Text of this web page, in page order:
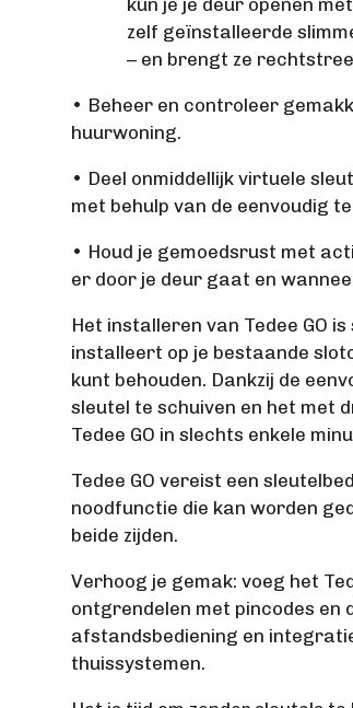
zelf geïnstalleerde
– en brengt ze
• Beheer en controleer
huurwoning.
• Deel onmiddellijk virtuele
met behulp van de eenvoudig
• Houd je gemoedsrust met
er door je deur gaat en
Het installeren van Tedee GO
installeert op je bestaande
kunt behouden. Dankzij de
sleutel te schuiven en het met
Tedee GO in slechts enkele
Tedee GO vereist een
noodfunctie die kan worden
beide zijden.
Verhoog je gemak: voeg het
ontgrendelen met pincodes en
afstandsbediening en
thuissystemen.